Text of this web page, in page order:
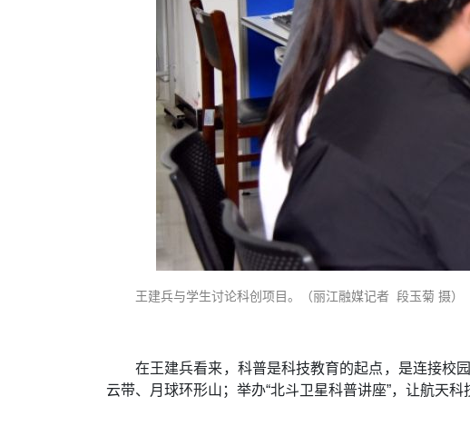
王建兵与学生讨论科创项目。（丽江融媒记者 段玉菊 摄）
在王建兵看来，科普是科技教育的起点，是连接校
云带、月球环形山；举办“北斗卫星科普讲座”，让航天